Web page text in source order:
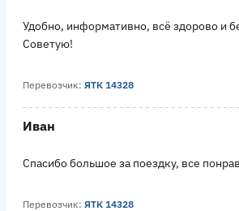
Удобно, информативно, всё здорово и
Советую!
Перевозчик: ЯТК 14328
Иван
Спасибо большое за поездку, все
Перевозчик: ЯТК 14328